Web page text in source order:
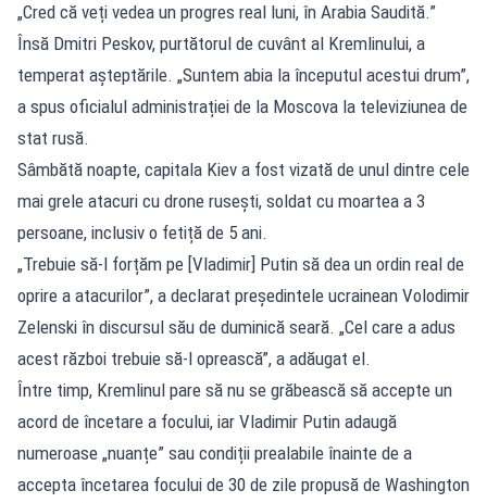
„Cred că veți vedea un progres real luni, în Arabia Saudită.”
Însă Dmitri Peskov, purtătorul de cuvânt al Kremlinului, a
temperat așteptările. „Suntem abia la începutul acestui drum”,
a spus oficialul administrației de la Moscova la televiziunea de
stat rusă.
Sâmbătă noapte, capitala Kiev a fost vizată de unul dintre cele
mai grele atacuri cu drone rusești, soldat cu moartea a 3
persoane, inclusiv o fetiță de 5 ani.
„Trebuie să-l forțăm pe [Vladimir] Putin să dea un ordin real de
oprire a atacurilor”, a declarat președintele ucrainean Volodimir
Zelenski în discursul său de duminică seară. „Cel care a adus
acest război trebuie să-l oprească”, a adăugat el.
Între timp, Kremlinul pare să nu se grăbească să accepte un
acord de încetare a focului, iar Vladimir Putin adaugă
numeroase „nuanțe” sau condiții prealabile înainte de a
accepta încetarea focului de 30 de zile propusă de Washington